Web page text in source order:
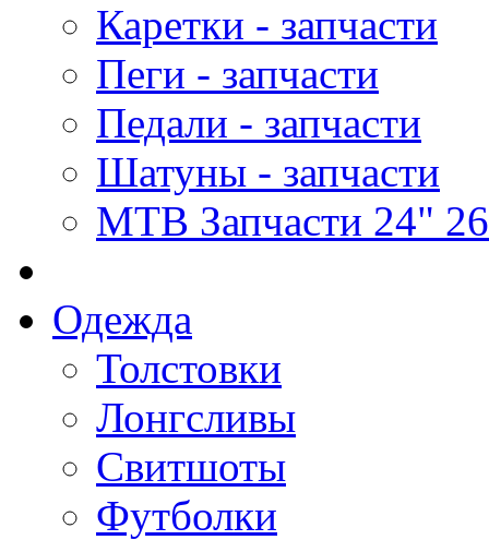
Каретки - запчасти
Пеги - запчасти
Педали - запчасти
Шатуны - запчасти
MTB Запчасти 24"
Одежда
Толстовки
Лонгсливы
Свитшоты
Футболки